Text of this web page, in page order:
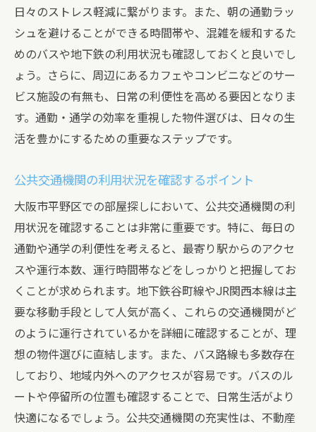
日々のストレス軽減に繋がります。また、朝の通勤ラッ
シュを避けることができる時間帯や、混雑を緩和するた
めのバスや地下鉄の利用状況も確認しておくと良いでし
ょう。さらに、周辺にあるカフェやコンビニなどのサー
ビス施設の有無も、日常の利便性を高める要因となりま
す。通勤・通学の効率を重視した物件選びは、日々の生
活を豊かにするための重要なステップです。
公共交通機関の利用状況を確認するポイント
大阪市平野区での部屋探しにおいて、公共交通機関の利
用状況を確認することは非常に重要です。特に、毎日の
通勤や通学の利便性を考えると、最寄り駅からのアクセ
スや運行本数、運行時間帯などをしっかりと把握してお
くことが求められます。地下鉄谷町線やJR関西本線は主
要な移動手段として人気が高く、これらの交通機関がど
のように運行されているかを詳細に確認することが、理
想の物件選びに直結します。また、バス路線も多数存在
しており、地域内外へのアクセスが容易です。バスのル
ートや停留所の位置も確認することで、日常生活がより
快適になるでしょう。公共交通機関の充実性は、不動産